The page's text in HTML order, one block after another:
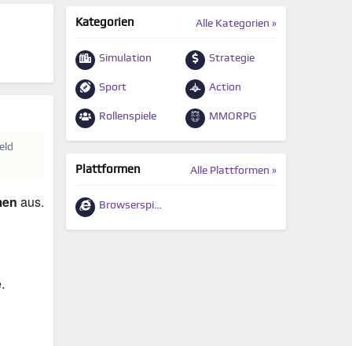
aus.
Alle Kategorien »
Kategorien
Simulation Strategie
Sport Action
Rollenspiele MMORPG
Alle Plattformen »
Plattformen
Browserspiele